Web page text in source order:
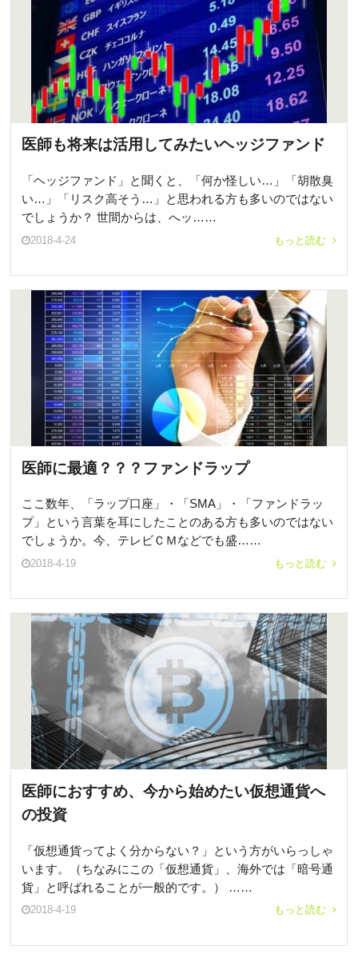
医師も将来は活用してみたいヘッジファンド
「ヘッジファンド」と聞くと、「何か怪しい…」「胡散臭
い…」「リスク高そう…」と思われる方も多いのではない
でしょうか？ 世間からは、へッ……
2018-4-24 もっと読む
医師に最適？？？ファンドラップ
ここ数年、「ラップ口座」・「SMA」・「ファンドラッ
プ」という言葉を耳にしたことのある方も多いのではない
でしょうか。今、テレビＣＭなどでも盛……
2018-4-19 もっと読む
医師におすすめ、今から始めたい仮想通貨へ
の投資
「仮想通貨ってよく分からない？」という方がいらっしゃ
います。（ちなみにこの「仮想通貨」、海外では「暗号通
貨」と呼ばれることが一般的です。） ……
2018-4-19 もっと読む